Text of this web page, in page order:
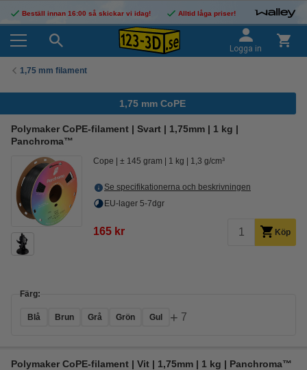
Beställ innan 16:00 så skickar vi idag! Alltid låga priser!
Logga in
1,75 mm filament
1,75 mm CoPE
Polymaker CoPE-filament | Svart | 1,75mm | 1 kg |
Panchroma™
Cope ± 145 gram 1 kg 1,3 g/cm³
Se specifikationerna och beskrivningen
EU-lager 5-7dgr
165 kr Köp
Färg:
Blå Brun Grå Grön Gul + 7
Polymaker CoPE-filament | Vit | 1,75mm | 1 kg | Panchroma™